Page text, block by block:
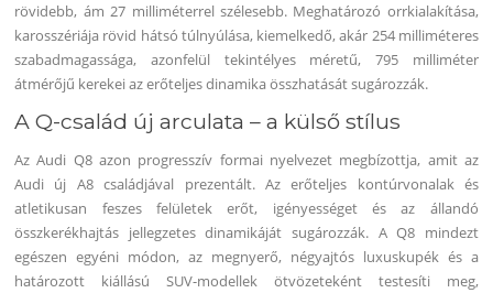
rövidebb, ám 27 milliméterrel szélesebb. Meghatározó orrkialakítása,
karosszériája rövid hátsó túlnyúlása, kiemelkedő, akár 254 milliméteres
szabadmagassága, azonfelül tekintélyes méretű, 795 milliméter
átmérőjű kerekei az erőteljes dinamika összhatását sugározzák.
A Q-család új arculata – a külső stílus
Az Audi Q8 azon progresszív formai nyelvezet megbízottja, amit az
Audi új A8 családjával prezentált. Az erőteljes kontúrvonalak és
atletikusan feszes felületek erőt, igényességet és az állandó
összkerékhajtás jellegzetes dinamikáját sugározzák. A Q8 mindezt
egészen egyéni módon, az megnyerő, négyajtós luxuskupék és a
határozott kiállású SUV-modellek ötvözeteként testesíti meg,